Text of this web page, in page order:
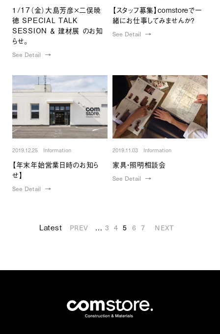
１/17（金）大島芳彦×二俣暁
徳 SPECIAL TALK
SESSION ＆ 建材展 のお知
らせ。
See Detail
【スタッフ募集】comstoreで一
緒にお仕事してみませんか？
See Detail
2019.12.25 Information
【年末年始営業日時のお知ら
せ】
See Detail
2019.11.03 Information
家具・照明相談会
See Detail
Latest PREV ... 3 4 5 6 7 NEXT